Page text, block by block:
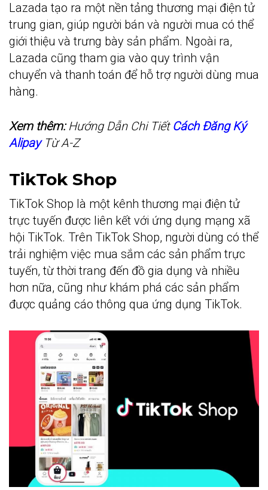
Lazada tạo ra một nền tảng thương mại điện tử
trung gian, giúp người bán và người mua có thể
giới thiệu và trưng bày sản phẩm. Ngoài ra,
Lazada cũng tham gia vào quy trình vận
chuyển và thanh toán để hỗ trợ người dùng mua
hàng.
Xem thêm:Hướng Dẫn Chi Tiết Cách Đăng Ký
Alipay Từ A-Z
TikTok Shop
TikTok Shop là một kênh thương mại điện tử
trực tuyến được liên kết với ứng dụng mạng xã
hội TikTok. Trên TikTok Shop, người dùng có thể
trải nghiệm việc mua sắm các sản phẩm trực
tuyến, từ thời trang đến đồ gia dụng và nhiều
hơn nữa, cũng như khám phá các sản phẩm
được quảng cáo thông qua ứng dụng TikTok.